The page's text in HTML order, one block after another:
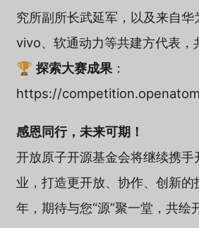
究所副所长武延军，以及来自华
vivo、软通动力等共建方代表，
🏆 探索大赛成果：
https://
感恩同行，未来可期！
开放原子开源基金会将继续携手
业，打造更开放、协作、创新
年，期待与您“源”聚一堂，共绘